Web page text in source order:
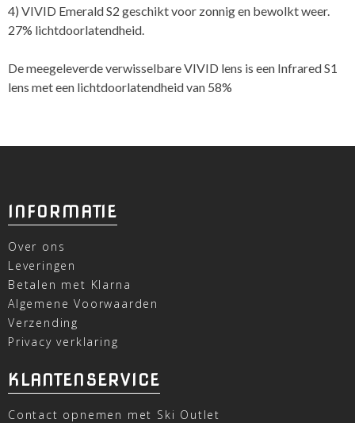
4) VIVID Emerald S2 geschikt voor zonnig en bewolkt weer.
27% lichtdoorlatendheid.
De meegeleverde verwisselbare VIVID lens is een Infrared S1
lens met een lichtdoorlatendheid van 58%
INFORMATIE
Over ons
Leveringen
Betalen met Klarna
Algemene Voorwaarden
Verzending
Privacy verklaring
KLANTENSERVICE
Contact opnemen met Ski Outlet